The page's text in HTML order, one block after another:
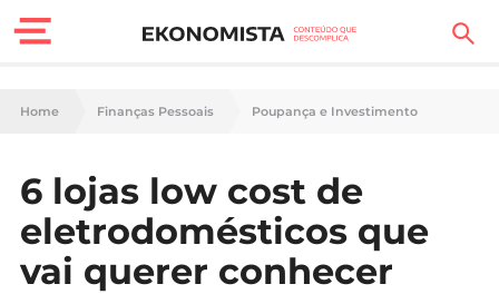
Finanças Pessoais
Carreira
Casa
Home Finanças Pessoais Poupança e Investimento
6 lojas low cost de
eletrodomésticos que
vai querer conhecer